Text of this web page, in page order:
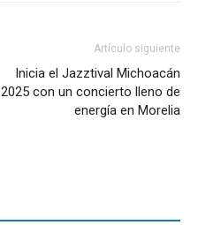
Artículo siguiente
Inicia el Jazztival Michoacán
2025 con un concierto lleno de
energía en Morelia